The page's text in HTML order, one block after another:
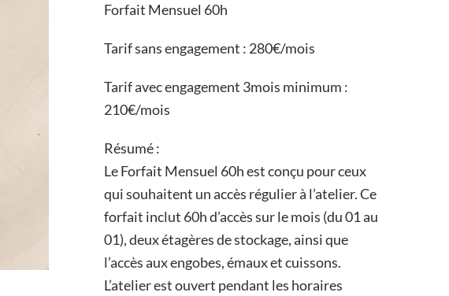
Forfait Mensuel 60h
Tarif sans engagement : 280€/mois
Tarif avec engagement 3mois minimum :
210€/mois
Résumé :
Le Forfait Mensuel 60h est conçu pour ceux
qui souhaitent un accès régulier à l’atelier. Ce
forfait inclut 60h d’accès sur le mois (du 01 au
01), deux étagères de stockage, ainsi que
l’accès aux engobes, émaux et cuissons.
L’atelier est ouvert pendant les horaires